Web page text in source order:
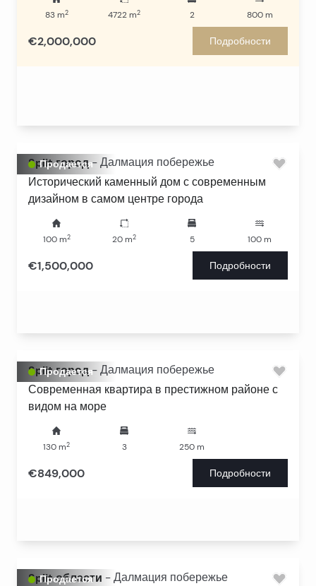
83m2 4722 m2 2 800m
€2,000,000 Подробности
Продается
Split город - Далмация побережье
Исторический каменный дом с современным
дизайном в самом центре города
100m2 20 m2 5 100 m
€1,500,000 Подробности
Продается
Split город - Далмация побережье
Современная квартира в престижном районе с
видом на море
130 m2 3 250 m
€849,000 Подробности
Продается
Split области - Далмация побережье